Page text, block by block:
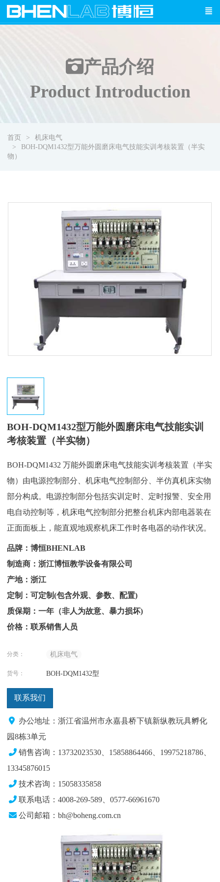
产品介绍
Product Introduction
首页
机床电气
BOH-DQM1432型万能外圆磨床电气技能实训考核装置（半实
物）
BOH-DQM1432型万能外圆磨床电气技能实训
考核装置（半实物）
BOH-DQM1432 万能外圆磨床电气技能实训考核装置（半实
物）由电源控制部分、机床电气控制部分、半仿真机床实物
部分构成。电源控制部分包括实训定时、定时报警、安全用
电自动控制等，机床电气控制部分把整台机床内部电器装在
正面面板上，能直观地观察机床工作时各电器的动作状况。
品牌：博恒BHENLAB
制造商：浙江博恒教学设备有限公司
产地：浙江
定制：可定制(包含外观、参数、配置)
质保期：一年（非人为故意、暴力损坏)
价格：联系销售人员
分类： 机床电气
货号： BOH-DQM1432型
联系我们
办公地址：浙江省温州市永嘉县桥下镇新纵教玩具孵化
园8栋3单元
销售咨询：13732023530、15858864466、19975218786、
13345876015
技术咨询：15058335858
联系电话：4008-269-589、0577-66961670
公司邮箱：bh@boheng.com.cn